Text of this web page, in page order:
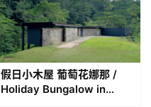
假日小木屋 葡萄花娜那 /
Holiday Bungalow in